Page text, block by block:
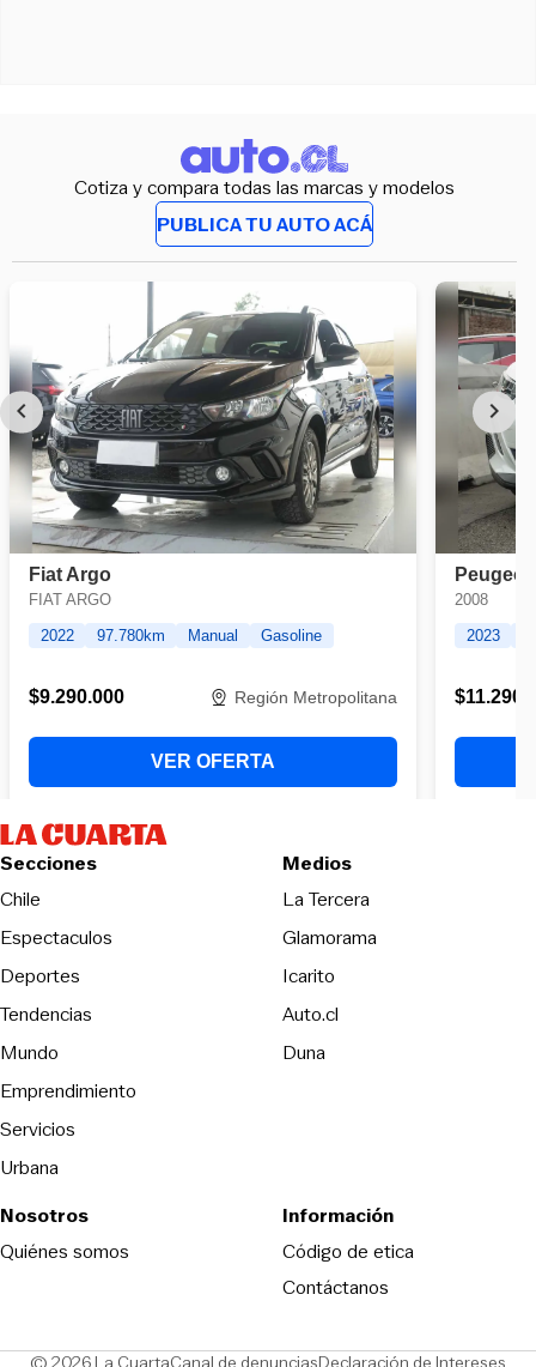
Cotiza y compara todas las marcas y modelos
PUBLICA TU AUTO ACÁ
Secciones
Chile
Espectaculos
Deportes
Tendencias
Mundo
Emprendimiento
Servicios
Urbana
Medios
La Tercera
Glamorama
Icarito
Auto.cl
Duna
Nosotros
Quiénes somos
Información
Código de etica
Contáctanos
© 2026 La CuartaCanal de denunciasOpens in new window
Declaración de Intereses